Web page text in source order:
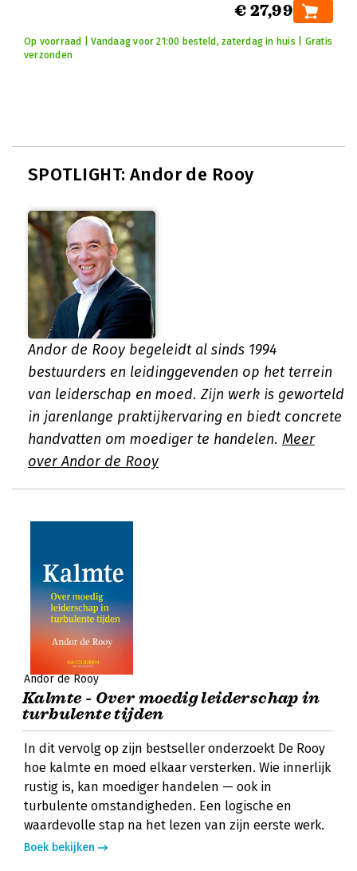
€ 27,99
Op voorraad | Vandaag voor 21:00 besteld, zaterdag in huis | Gratis
verzonden
SPOTLIGHT: Andor de Rooy
Andor de Rooy begeleidt al sinds 1994
bestuurders en leidinggevenden op het terrein
van leiderschap en moed. Zijn werk is geworteld
in jarenlange praktijkervaring en biedt concrete
handvatten om moediger te handelen. Meer
over Andor de Rooy
Andor de Rooy
Kalmte - Over moedig leiderschap in
turbulente tijden
In dit vervolg op zijn bestseller onderzoekt De Rooy
hoe kalmte en moed elkaar versterken. Wie innerlijk
rustig is, kan moediger handelen — ook in
turbulente omstandigheden. Een logische en
waardevolle stap na het lezen van zijn eerste werk.
Boek bekijken